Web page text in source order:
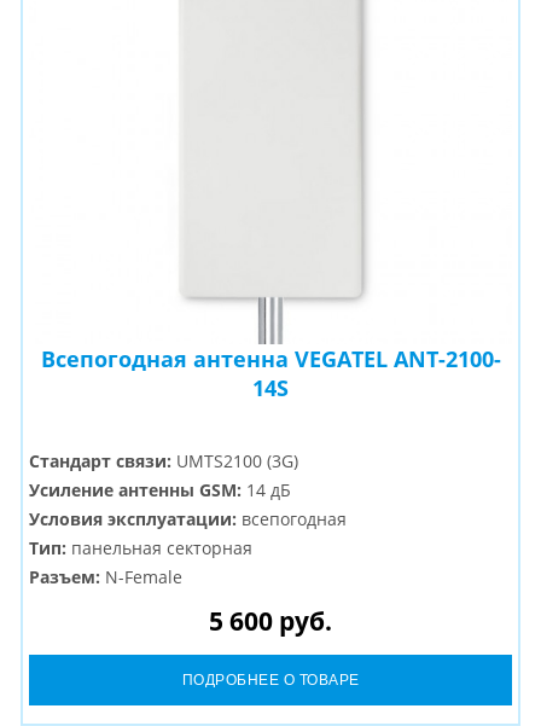
Всепогодная антенна VEGATEL ANT-2100-
14S
Стандарт связи: UMTS2100 (3G)
Усиление антенны GSM: 14 дБ
Условия эксплуатации: всепогодная
Тип: панельная секторная
Разъем: N-Female
5 600 руб.
ПОДРОБНЕЕ О ТОВАРЕ